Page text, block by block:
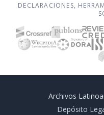
DECLARACIONES,
Archivos
Depósito